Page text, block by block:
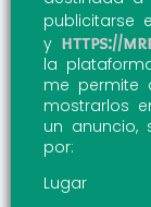
publicitarse
y https://
la
me permite
mostrarlos
un anuncio,
por:
Lugar